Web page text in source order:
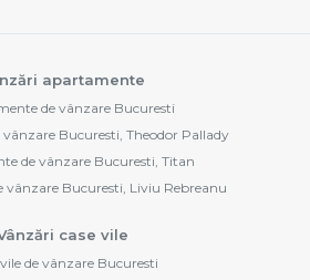
apartamente
de vânzare Bucuresti
Bucuresti, Theodor Pallady
de vânzare Bucuresti, Titan
vânzare Bucuresti, Liviu Rebreanu
case vile
vile de vânzare Bucuresti